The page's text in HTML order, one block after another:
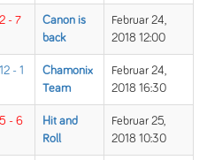
2 - 7
Canon is
back
Februar 24,
2018 12:00
12 - 1
Chamonix
Team
Februar 24,
2018 16:30
5 - 6
Hit and
Roll
Februar 25,
2018 10:30